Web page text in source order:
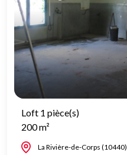
Loft 1 pièce(s)
200 m²
La Rivière-de-Corps (10440)